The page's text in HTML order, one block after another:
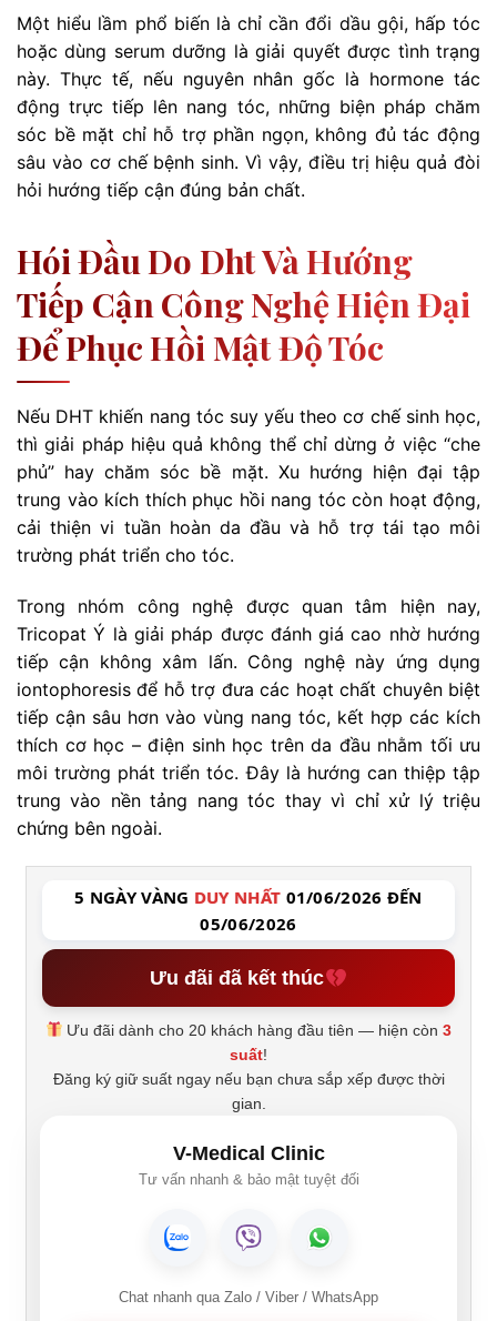
Một hiểu lầm phổ biến là chỉ cần đổi dầu gội, hấp tóc
hoặc dùng serum dưỡng là giải quyết được tình trạng
này. Thực tế, nếu nguyên nhân gốc là hormone tác
động trực tiếp lên nang tóc, những biện pháp chăm
sóc bề mặt chỉ hỗ trợ phần ngọn, không đủ tác động
sâu vào cơ chế bệnh sinh. Vì vậy, điều trị hiệu quả đòi
hỏi hướng tiếp cận đúng bản chất.
Hói Đầu Do Dht Và Hướng
Tiếp Cận Công Nghệ Hiện Đại
Để Phục Hồi Mật Độ Tóc
Nếu DHT khiến nang tóc suy yếu theo cơ chế sinh học,
thì giải pháp hiệu quả không thể chỉ dừng ở việc “che
phủ” hay chăm sóc bề mặt. Xu hướng hiện đại tập
trung vào kích thích phục hồi nang tóc còn hoạt động,
cải thiện vi tuần hoàn da đầu và hỗ trợ tái tạo môi
trường phát triển cho tóc.
Trong nhóm công nghệ được quan tâm hiện nay,
Tricopat Ý là giải pháp được đánh giá cao nhờ hướng
tiếp cận không xâm lấn. Công nghệ này ứng dụng
iontophoresis để hỗ trợ đưa các hoạt chất chuyên biệt
tiếp cận sâu hơn vào vùng nang tóc, kết hợp các kích
thích cơ học – điện sinh học trên da đầu nhằm tối ưu
môi trường phát triển tóc. Đây là hướng can thiệp tập
trung vào nền tảng nang tóc thay vì chỉ xử lý triệu
chứng bên ngoài.
5 NGÀY VÀNG DUY NHẤT 01/06/2026 ĐẾN
05/06/2026
Ưu đãi đã kết thúc
Ưu đãi dành cho 20 khách hàng đầu tiên — hiện còn3
suất!
Đăng ký giữ suất ngay nếu bạn chưa sắp xếp được thời
gian.
V-Medical Clinic
Tư vấn nhanh & bảo mật tuyệt đối
Chat nhanh qua Zalo / Viber / WhatsApp